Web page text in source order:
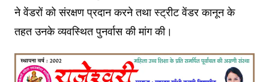
ने वेंडरों को संरक्षण प्रदान करने तथा स्ट्रीट वेंडर कानून के
तहत उनके व्यवस्थित पुनर्वास की मांग की।